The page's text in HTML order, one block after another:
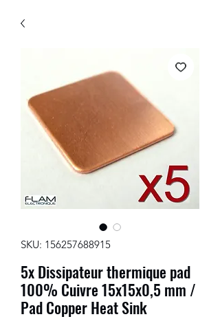
SKU: 156257688915
5x Dissipateur thermique pad
100% Cuivre 15x15x0,5 mm /
Pad Copper Heat Sink